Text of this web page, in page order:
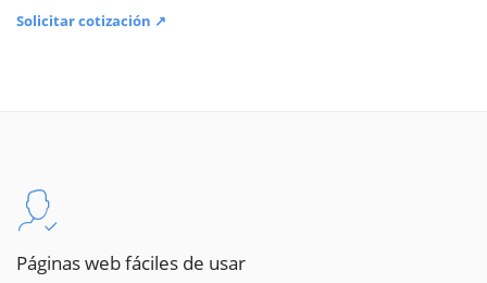
Solicitar cotización ↗
Páginas web fáciles de usar